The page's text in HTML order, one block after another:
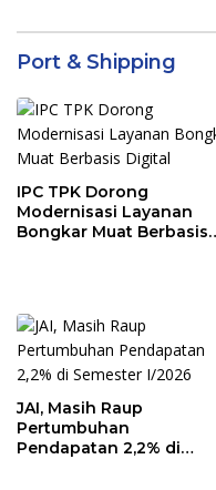
Port & Shipping
IPC TPK Dorong
Modernisasi Layanan
Bongkar Muat Berbasis
JAI, Masih Raup
Pertumbuhan
Pendapatan 2,2% di